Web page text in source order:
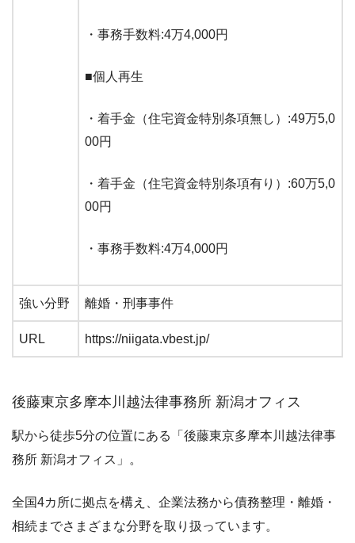
・事務手数料:4万4,000円
■個人再生
・着手金（住宅資金特別条項無し）:49万5,0
00円
・着手金（住宅資金特別条項有り）:60万5,0
00円
・事務手数料:4万4,000円
強い分野 離婚・刑事事件
URL https://niigata.vbest.jp/
後藤東京多摩本川越法律事務所 新潟オフィス
駅から徒歩5分の位置にある「後藤東京多摩本川越法律事
務所 新潟オフィス」。
全国4カ所に拠点を構え、企業法務から債務整理・離婚・
相続までさまざまな分野を取り扱っています。